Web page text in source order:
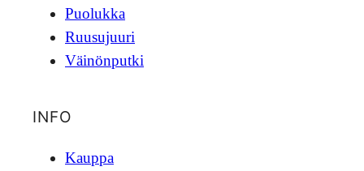
Puolukka
Ruusujuuri
Väinönputki
INFO
Kauppa